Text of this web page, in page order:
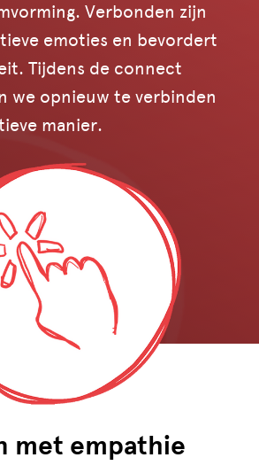
Verbonden zijn
emoties en bevordert
Tijdens de connect
we opnieuw te verbinden
manier.
met empathie